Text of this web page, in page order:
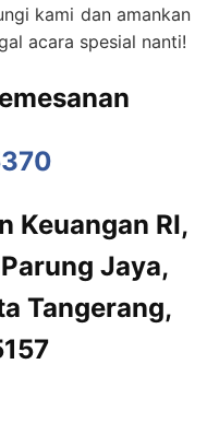
kami dan amankan
acara spesial nanti!
Keuangan RI,
Jaya,
Tangerang,